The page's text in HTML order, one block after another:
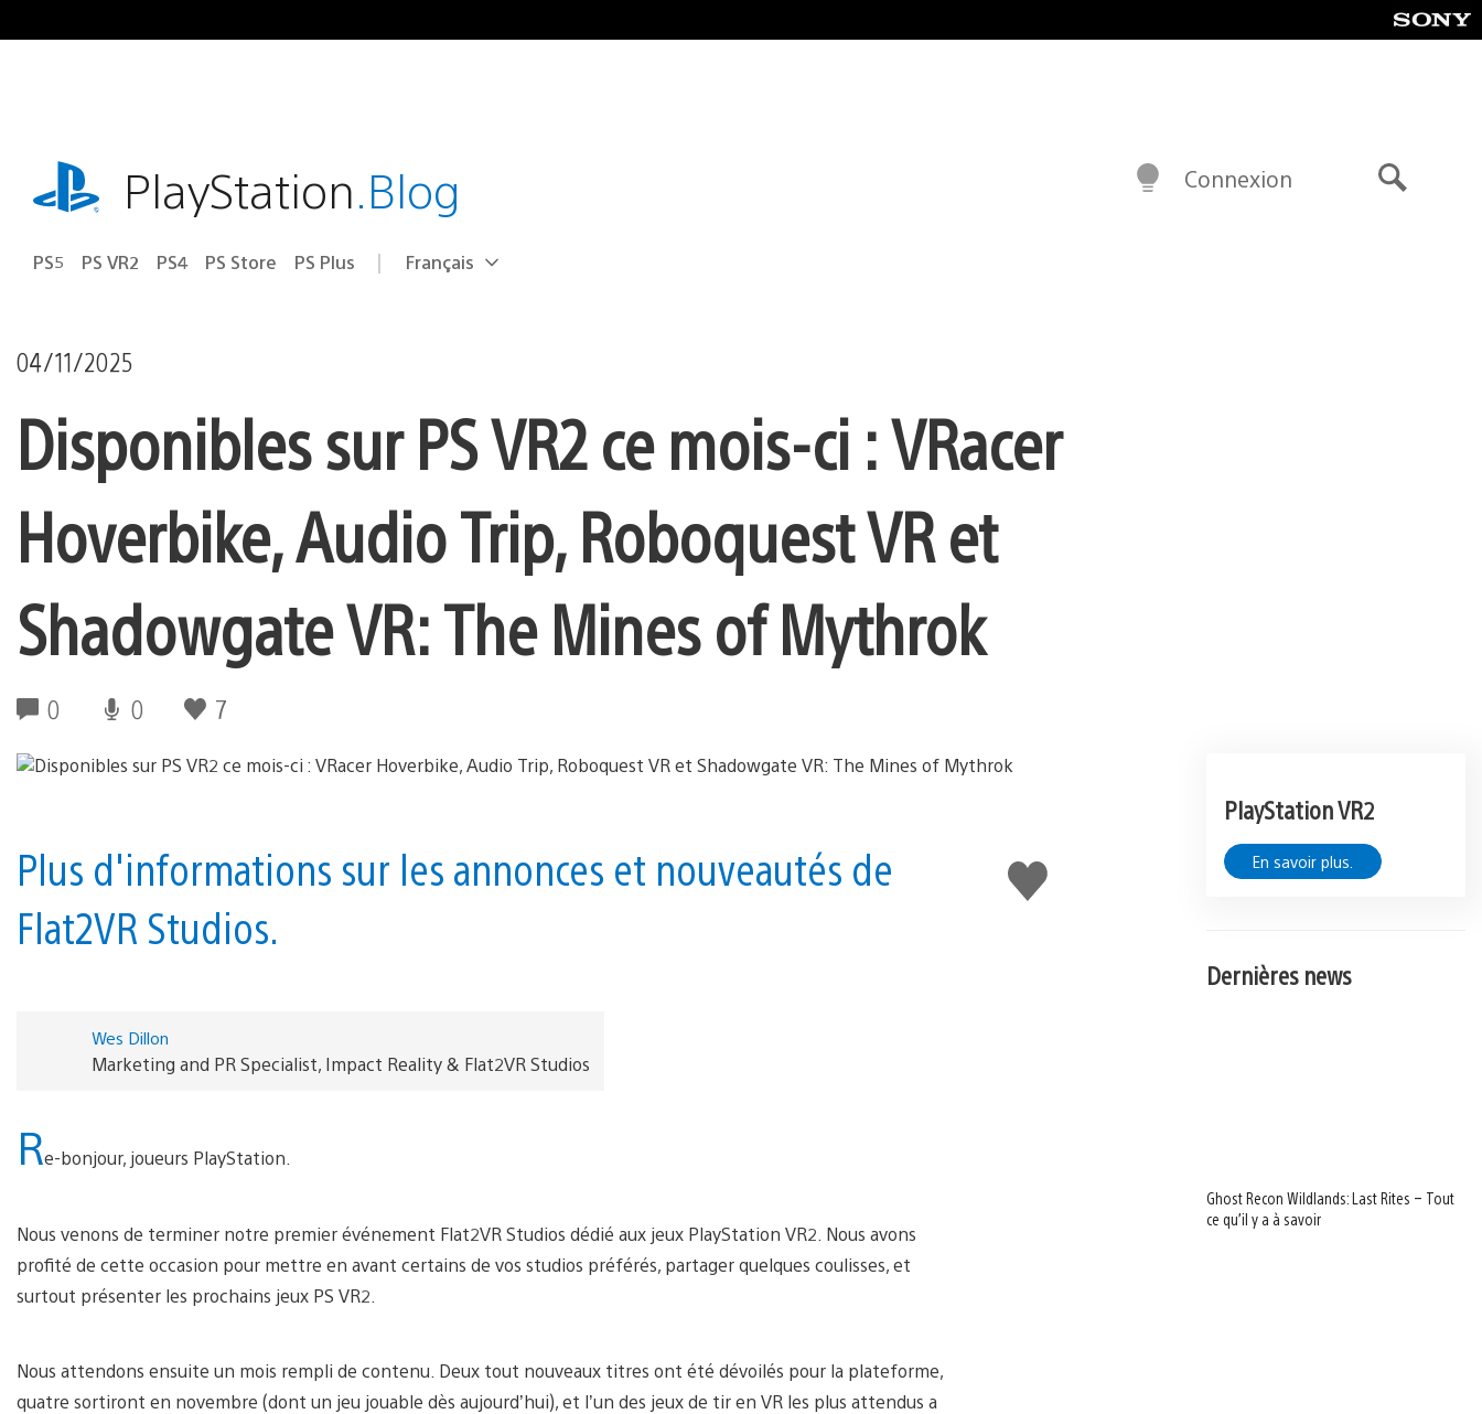
au
playstation.comPlayStation.Blog
PS5 PS VR2 PS4 PS Store PS Plus Choisir
Région
Français
Connexion
04/11/2025
Disponibles sur PS VR2 ce mois-ci : VRacer
Hoverbike, Audio Trip, Roboquest VR et
Shadowgate VR: The Mines of Mythrok
0 0 7
J'aime
Plus d'informations sur les annonces et nouveautés de
Flat2VR Studios.
Wes Dillon
Marketing and PR Specialist, Impact Reality & Flat2VR Studios
Re-bonjour, joueurs PlayStation.
Nous venons de terminer notre premier événement Flat2VR Studios dédié aux jeux PlayStation VR2. Nous avons
profité de cette occasion pour mettre en avant certains de vos studios préférés, partager quelques coulisses, et
surtout présenter les prochains jeux PS VR2.
Nous attendons ensuite un mois rempli de contenu. Deux tout nouveaux titres ont été dévoilés pour la plateforme,
quatre sortiront en novembre (dont un jeu jouable dès aujourd’hui), et l’un des jeux de tir en VR les plus attendus a
PlayStation VR2
En savoir plus.
Dernières news
Ghost Recon Wildlands: Last Rites – Tout
ce qu’il y a à savoir